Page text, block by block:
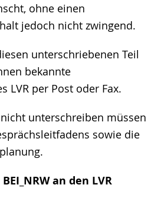
ohne einen
jedoch nicht zwingend.
unterschriebenen Teil
bekannte
LVR per Post oder Fax.
unterschreiben müssen
sowie die
an den LVR